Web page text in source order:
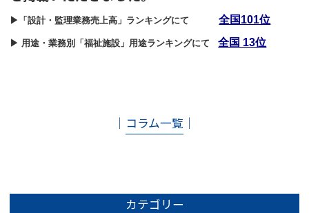
▶「設計・監理業務売上高」ランキングにて全国101位
▶ 用途・業務別「福祉施設」用途ランキングにて 全国 13位
│ コラム一覧 │
カテゴリー